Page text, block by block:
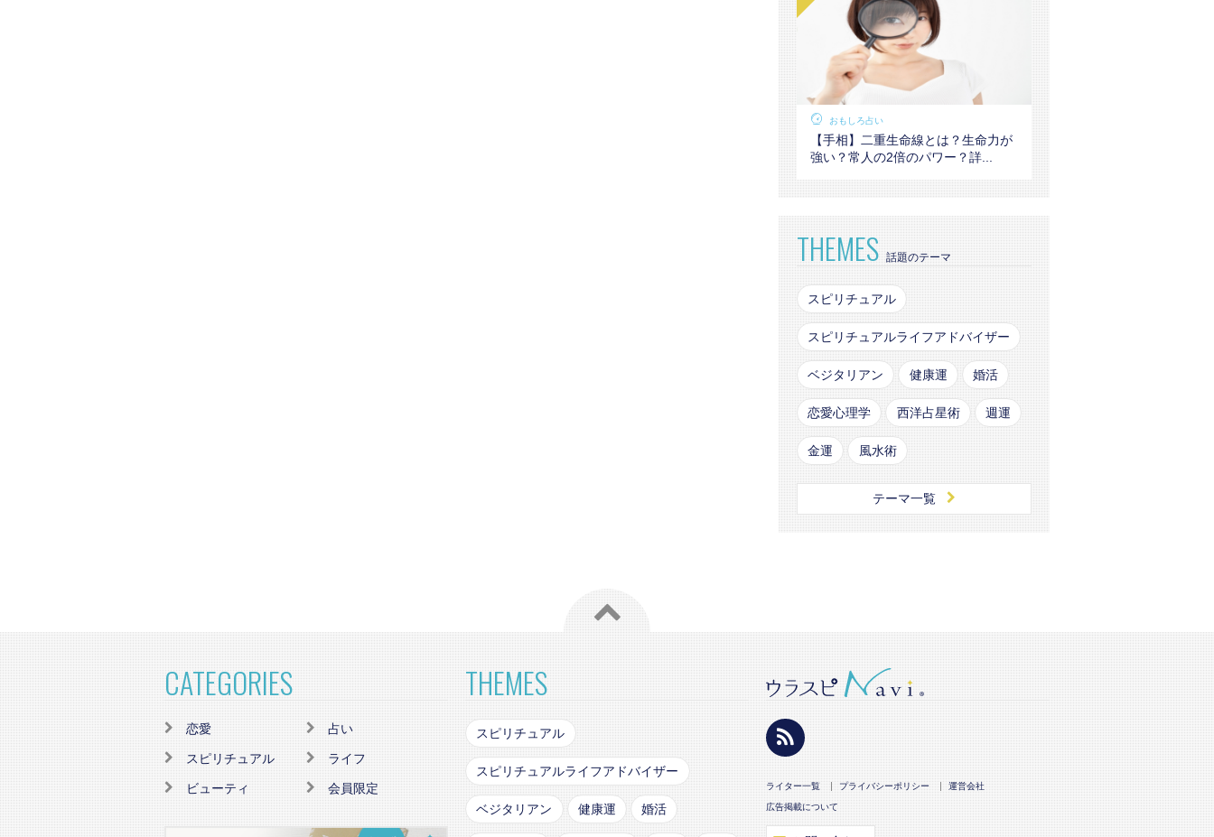
おもしろ占い
【手相】二重生命線とは？生命力が
強い？常人の2倍のパワー？詳...
THEMES 話題のテーマ
スピリチュアル
スピリチュアルライフアドバイザー
ベジタリアン 健康運 婚活
恋愛心理学 西洋占星術 週運
金運 風水術
テーマ一覧
CATEGORIES
恋愛 占い
スピリチュアル ライフ
ビューティ 会員限定
THEMES
スピリチュアル
スピリチュアルライフアドバイザー
ベジタリアン 健康運 婚活
ライター一覧 プライバシーポリシー 運営会社
広告掲載について